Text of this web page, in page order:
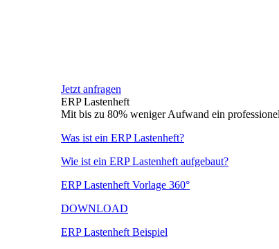
Jetzt anfragen
ERP Lastenheft
Mit bis zu 80% weniger Aufwand ein
Was ist ein ERP Lastenheft?
Wie ist ein ERP Lastenheft aufgebaut?
ERP Lastenheft Vorlage 360°
DOWNLOAD
ERP Lastenheft Beispiel